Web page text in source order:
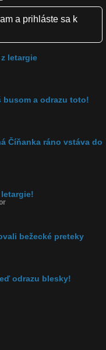
šok, šmyk, usa,
a prihláste sa k
letargie
busom a odrazu toto!
Číňanka ráno vstáva do
bežecké preteky
odrazu blesky!